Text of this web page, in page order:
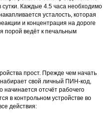
Каждые 4.5 часа необходимо
усталость, которая
и концентрация на дороге
порой ведёт к печальным
прост. Прежде чем начать
набирает свой личный ПИН-код,
начинается отсчёт рабочего
в контрольном устройстве во
действия: